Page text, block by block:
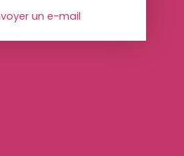
un e-mail